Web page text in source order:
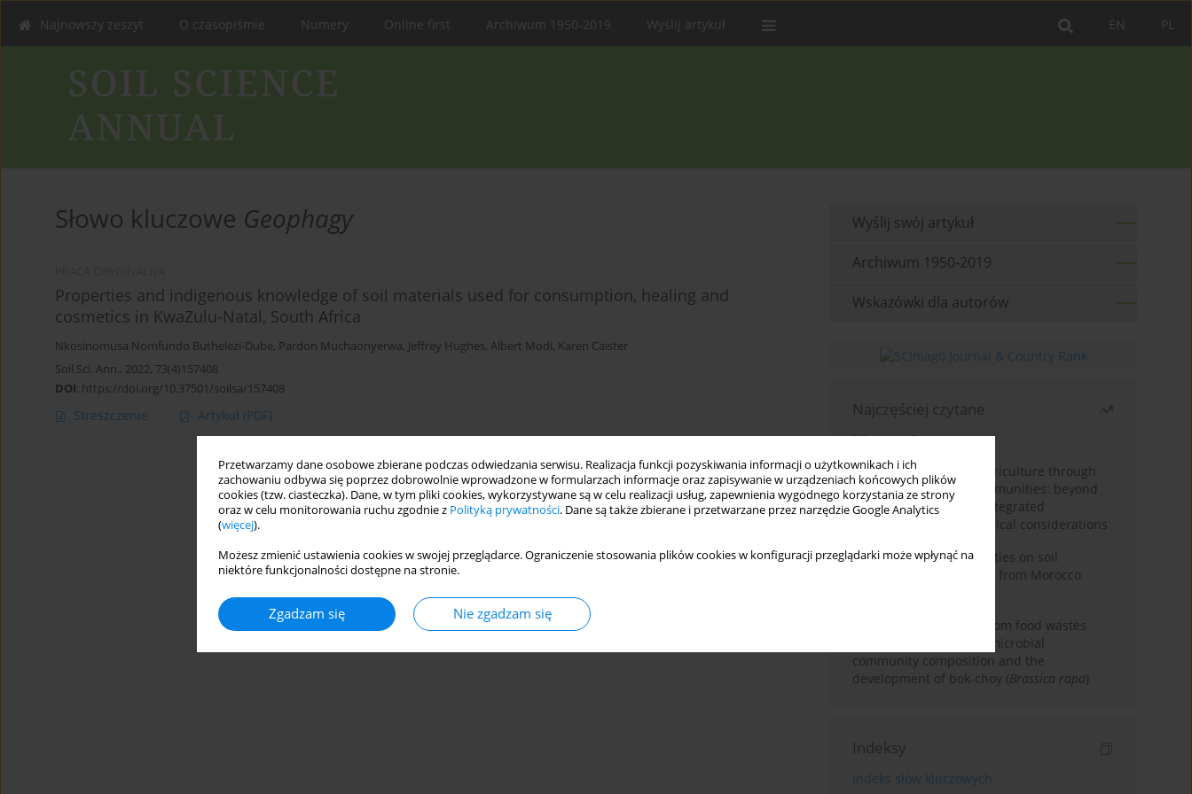
Przetwarzamy dane osobowe zbierane podczas odwiedzania serwisu. Realizacja funkcji pozyskiwania informacji o użytkownikach i ich
zachowaniu odbywa się poprzez dobrowolnie wprowadzone w formularzach informacje oraz zapisywanie w urządzeniach końcowych plików
cookies (tzw. ciasteczka). Dane, w tym pliki cookies, wykorzystywane są w celu realizacji usług, zapewnienia wygodnego korzystania ze strony
oraz w celu monitorowania ruchu zgodnie z Polityką prywatności. Dane są także zbierane i przetwarzane przez narzędzie Google Analytics
(więcej).
Możesz zmienić ustawienia cookies w swojej przeglądarce. Ograniczenie stosowania plików cookies w konfiguracji przeglądarki może wpłynąć na
niektóre funkcjonalności dostępne na stronie.
Zgadzam się Nie zgadzam się
PL
EN
Najnowszy zeszyt O czasopiśmie Numery Online first Archiwum 1950-2019 Wyślij artykuł
Słowo kluczowe Geophagy
Properties and indigenous knowledge of soil materials used for consumption, healing and
cosmetics in KwaZulu-Natal, South Africa
Nkosinomusa Nomfundo Buthelezi-Dube, Pardon Muchaonyerwa, Jeffrey Hughes, Albert Modi, Karen Caister
Soil Sci. Ann., 2022, 73(4)157408
DOI: https://doi.org/10.37501/soilsa/157408
Streszczenie Artykuł (PDF)
Wyślij swój artykuł
Archiwum 1950-2019
Wskazówki dla autorów
Najczęściej czytane
Miesiąc
Rok
Towards sustainable agriculture through
synthetic microbial communities: beyond
multifunctional roles, integrated
applications, and ecological considerations
Impacts of mining activities on soil
properties: case studies from Morocco
Bio-organic fertilizers from food wastes
induce changes in soil microbial
community composition and the
development of bok-choy (Brassica rapa)
Indeksy
Indeks słów kluczowych